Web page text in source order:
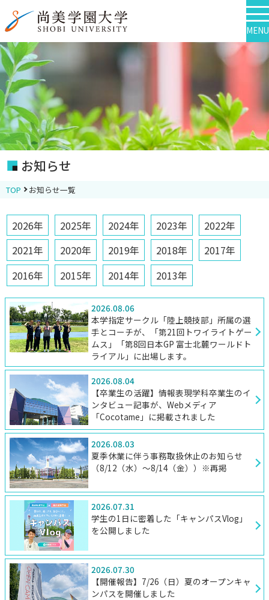
MENU
お知らせ
TOP お知らせ一覧
2026年 2025年 2024年 2023年
2022年
2021年
2020年 2019年 2018年
2017年
2016年
2015年 2014年 2013年
2026.08.06
本学指定サークル「陸上競技部」所属の選
手とコーチが、「第21回トワイライトゲー
ムス」「第8回日本GP 富士北麓ワールドト
ライアル」に出場します。
2026.08.04
【卒業生の活躍】情報表現学科卒業生のイ
ンタビュー記事が、Webメディア
「Cocotame」に掲載されました
2026.08.03
夏季休業に伴う事務取扱休止のお知らせ
（8/12（水）～8/14（金））※再掲
2026.07.31
学生の1日に密着した「キャンパスVlog」
を公開しました
2026.07.30
【開催報告】7/26（日）夏のオープンキャ
ンパスを開催しました